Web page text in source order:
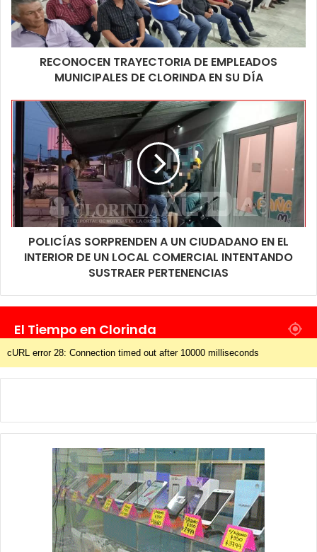
RECONOCEN TRAYECTORIA DE EMPLEADOS
MUNICIPALES DE CLORINDA EN SU DÍA
POLICÍAS SORPRENDEN A UN CIUDADANO EN EL
INTERIOR DE UN LOCAL COMERCIAL INTENTANDO
SUSTRAER PERTENENCIAS
El Tiempo en Clorinda
cURL error 28: Connection timed out after 10000 milliseconds